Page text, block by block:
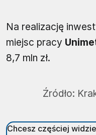
Na realizację
miejsc pracy
8,7 mln zł.
Źródło:
Chcesz częściej